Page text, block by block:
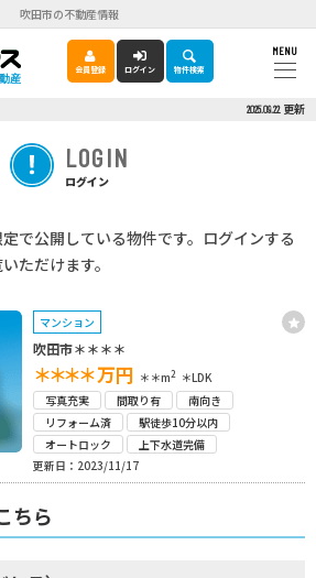
吹田市の不動産情報
産
会員登録 ログイン 物件検索
MENU
2025.09.22 更新
LOGIN
ログイン
で公開している物件です。ログインする
ただけます。
マンション
吹田市＊＊＊＊
＊＊＊＊万円 ＊＊m2 ＊LDK
写真充実
間取り有
南向き
リフォーム済
駅徒歩10分以内
オートロック
上下水道完備
更新日：2023/11/17
ちら